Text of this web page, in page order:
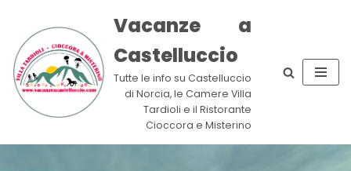
Vai
al
contenuto
Vacanze a
Castelluccio
Tutte le info su Castelluccio
di Norcia, le Camere Villa
Tardioli e il Ristorante
Cioccora e Misterino